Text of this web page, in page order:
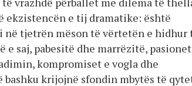
ekzistencën e tij dramatike: është
tjetrën mëson të vërtetën e hidhur
saj, pabesitë dhe marrëzitë, pasionet
kompromiset e vogla dhe
bashku krijojnë sfondin mbytës të